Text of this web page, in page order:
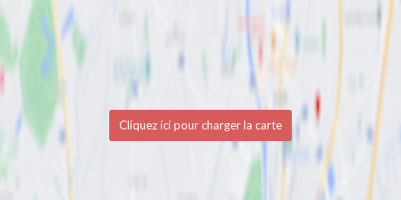
Cliquez ici pour charger la carte